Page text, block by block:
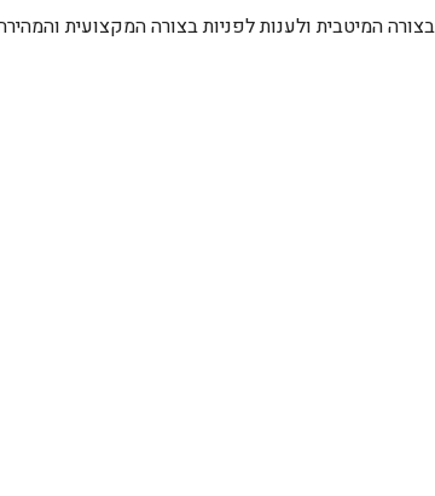
המיטבית ולענות לפניות בצורה המקצועית